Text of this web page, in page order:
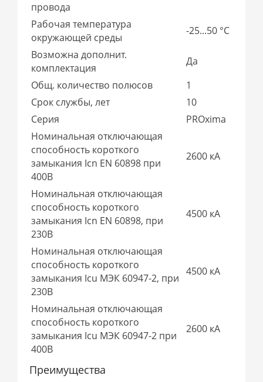
провода
Рабочая температура
окружающей среды
-25...50 °C
Возможна дополнит.
комплектация
Да
Общ. количество полюсов
1
Срок службы, лет
10
Серия
PROxima
Номинальная отключающая
способность короткого
замыкания Icn EN 60898 при
400В
2600 кА
Номинальная отключающая
способность короткого
замыкания Icn EN 60898, при
230В
4500 кА
Номинальная отключающая
способность короткого
замыкания Icu МЭК 60947-2, при
230В
4500 кА
Номинальная отключающая
способность короткого
замыкания Icu МЭК 60947-2 при
400В
2600 кА
Преимущества